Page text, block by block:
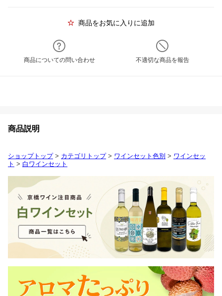
商品をお気に入りに追加
商品についての問い合わせ 不適切な商品を報告
商品説明
ショップトップ> カテゴリトップ> ワインセット色別 > ワインセッ
ト > 白ワインセット